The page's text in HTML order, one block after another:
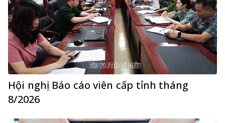
Hội nghị Báo cáo viên cấp tỉnh tháng
8/2026